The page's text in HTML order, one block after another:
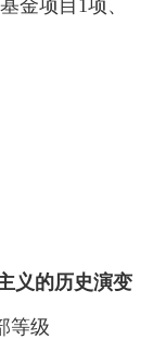
金项目1项、
义的历史演变
等级